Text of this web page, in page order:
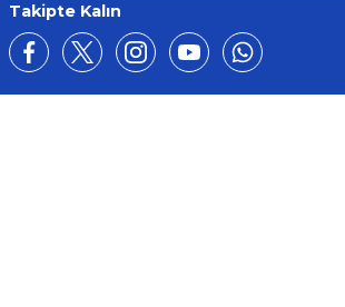
Takipte Kalın